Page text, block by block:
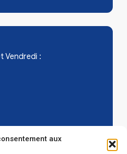
aux
Vendredi :
de chaque mois :